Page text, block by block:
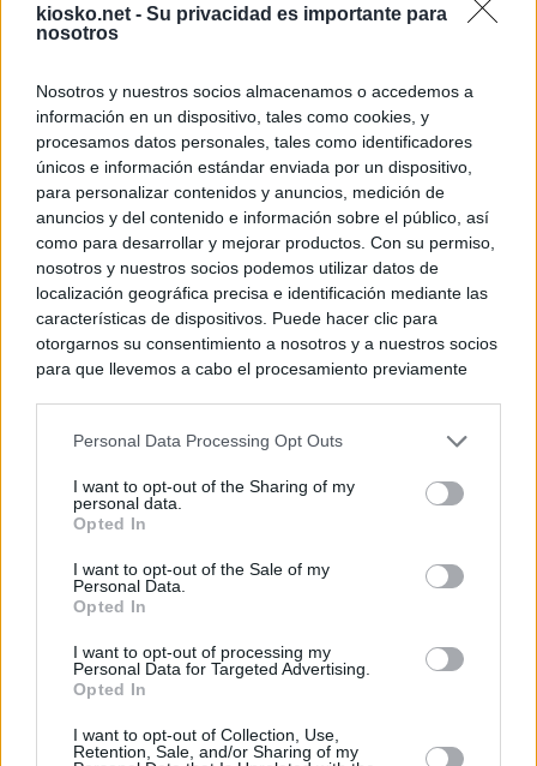
kiosko.net - Su privacidad es importante para
nosotros
Nosotros y nuestros socios almacenamos o accedemos a
información en un dispositivo, tales como cookies, y
procesamos datos personales, tales como identificadores
únicos e información estándar enviada por un dispositivo,
para personalizar contenidos y anuncios, medición de
anuncios y del contenido e información sobre el público, así
como para desarrollar y mejorar productos. Con su permiso,
nosotros y nuestros socios podemos utilizar datos de
localización geográfica precisa e identificación mediante las
características de dispositivos. Puede hacer clic para
otorgarnos su consentimiento a nosotros y a nuestros socios
para que llevemos a cabo el procesamiento previamente
negar su consentimiento. Tenga en cuenta que algún
de su consentimiento, pero usted tiene el derecho de
rechazar tal procesamiento. Sus preferencias se aplicarán
cualquier momento entrando de nuevo en este sitio web o
visitando nuestra política de privacidad.
Personal Data Processing Opt Outs
I want to opt-out of the Sharing of my
personal data.
Opted In
I want to opt-out of the Sale of my
Personal Data.
Opted In
I want to opt-out of processing my
Personal Data for Targeted Advertising.
Opted In
I want to opt-out of Collection, Use,
Retention, Sale, and/or Sharing of my